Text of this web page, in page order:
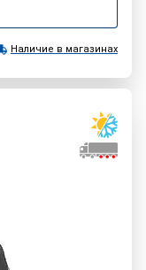
Наличие в магазинах